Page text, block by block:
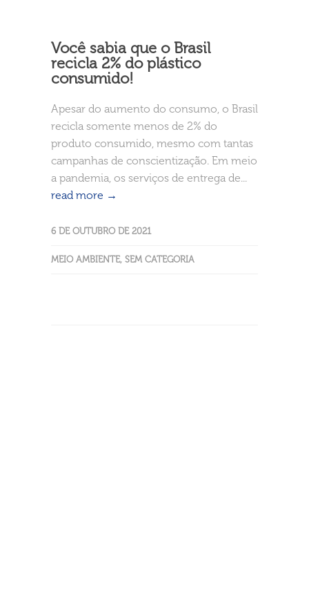
Você sabia que o Brasil
recicla 2% do plástico
consumido!
Apesar do aumento do consumo, o Brasil
recicla somente menos de 2% do
produto consumido, mesmo com tantas
campanhas de conscientização. Em meio
a pandemia, os serviços de entrega de...
read more →
6 DE OUTUBRO DE 2021
MEIO AMBIENTE, SEM CATEGORIA